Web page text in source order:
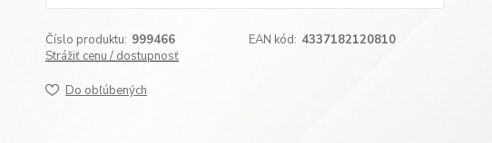
Číslo produktu: 999466 EAN kód: 4337182120810
Strážiť cenu / dostupnosť
Do obľúbených